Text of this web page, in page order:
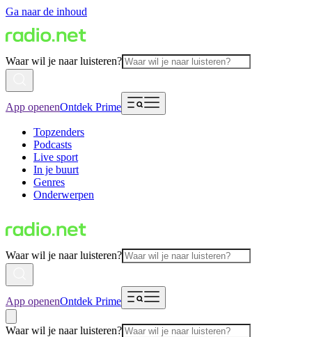
Ga naar de inhoud
Waar wil je naar luisteren?
App openenOntdek Prime
Topzenders
Podcasts
Live sport
In je buurt
Genres
Onderwerpen
Waar wil je naar luisteren?
App openenOntdek Prime
Waar wil je naar luisteren?